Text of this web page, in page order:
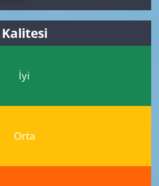
İyi
Orta